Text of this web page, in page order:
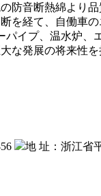
防音断熱綿より
を経て、自働車
イプ、温水炉
な発展の将来性
地 址：浙江省